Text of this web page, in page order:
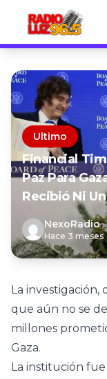
Ultimo
Financial
Paz Para
Recibió Ni
NexoRadio
Hace 3 meses
La
que aún no se
millones
Gaza.
La institución